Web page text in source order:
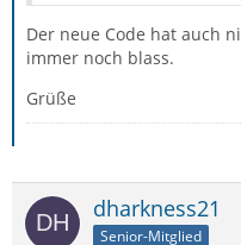
Der neue Code hat auch
immer noch blass.
Grüße
dharkness21
Senior-Mitglied